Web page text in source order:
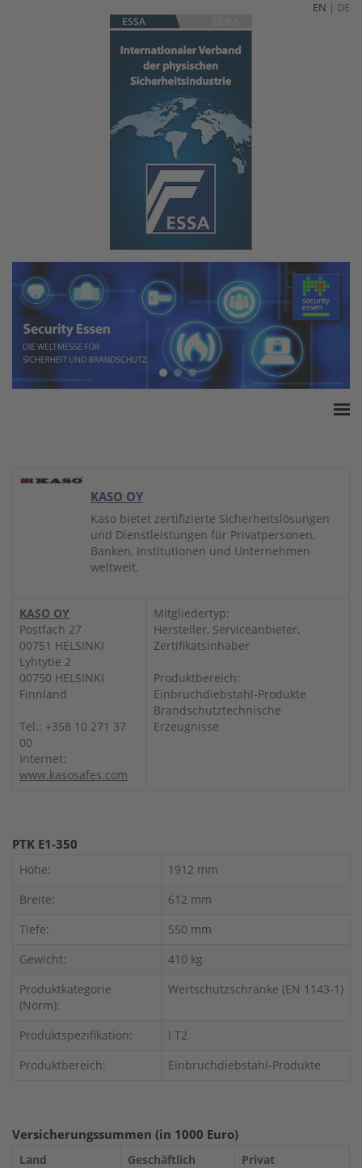
EN | DE
ESSA
Versicherungssummen
KASO OY
Kaso bietet zertifizierte Sicherheitslösungen
und Dienstleistungen für Privatpersonen,
Banken, Institutionen und Unternehmen
weltweit.
KASO OY
Postfach 27
00751 HELSINKI
Lyhtytie 2
00750 HELSINKI
Finnland
Tel.: +358 10 271 37
00
Internet:
www.kasosafes.com
Mitgliedertyp:
Hersteller, Serviceanbieter,
Zertifikatsinhaber
Produktbereich:
Einbruchdiebstahl-Produkte
Brandschutztechnische
Erzeugnisse
PTK E1-350
Höhe:
1912 mm
Breite:
612 mm
Tiefe:
550 mm
Gewicht:
410 kg
Produktkategorie
(Norm):
Wertschutzschränke (EN 1143-1)
Produktspezifikation:
I T2
Produktbereich:
Einbruchdiebstahl-Produkte
Versicherungssummen (in 1000 Euro)
Land Geschäftlich
Privat